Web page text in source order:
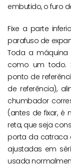
embutido, o furo
Fixe a parte
parafuso de
Toda a máquina
como um todo.
ponto de
de referência),
chumbador
(antes de fixar, é
reta, que seja
porta da catraca
ajustadas em
usada